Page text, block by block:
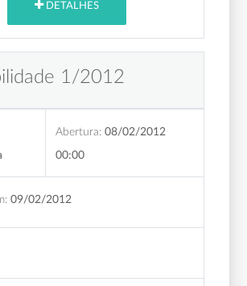
DETALHES
1/2012
Abertura: 08/02/2012
00:00
09/02/2012